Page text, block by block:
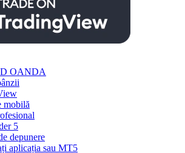
OANDA
mobilă
5
depunere
aplicația sau MT5